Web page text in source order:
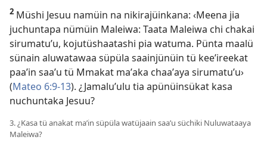
2 Müshi Jesuu namüin na nikirajüinkana: ‹Meena jia
juchuntapa nümüin Maleiwa: Taata Maleiwa chi chakai
sirumatuʼu, kojutüshaatashi pia watuma. Pünta maalü
sünain aluwatawaa süpüla saainjünüin tü keeʼireekat
paaʼin saaʼu tü Mmakat maʼaka chaaʼaya sirumatuʼu›
(Mateo 6:9-13). ¿Jamaluʼulu tia apünüinsükat kasa
nuchuntaka Jesuu?
3. ¿Kasa tü anakat maʼin süpüla watüjaain saaʼu süchiki Nuluwataaya
Maleiwa?